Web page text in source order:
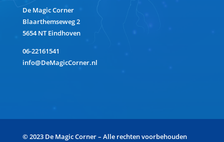
De Magic Corner
Blaarthemseweg 2
5654 NT Eindhoven
06-22161541
info@DeMagicCorner.nl
© 2023 De Magic Corner – Alle rechten voorbehouden